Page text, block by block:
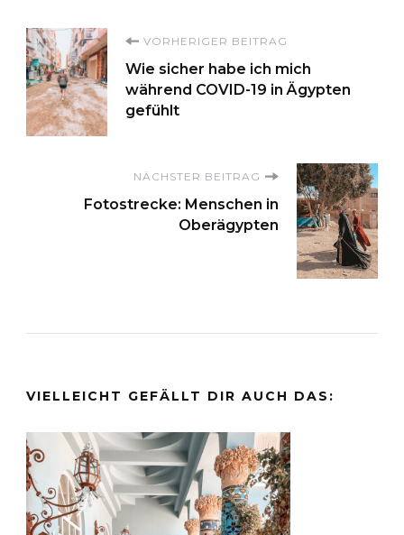
Beitragsnavigation
VORHERIGER BEITRAG
Wie sicher habe ich mich
während COVID-19 in Ägypten
gefühlt
NÄCHSTER BEITRAG
Fotostrecke: Menschen in
Oberägypten
VIELLEICHT GEFÄLLT DIR AUCH DAS: